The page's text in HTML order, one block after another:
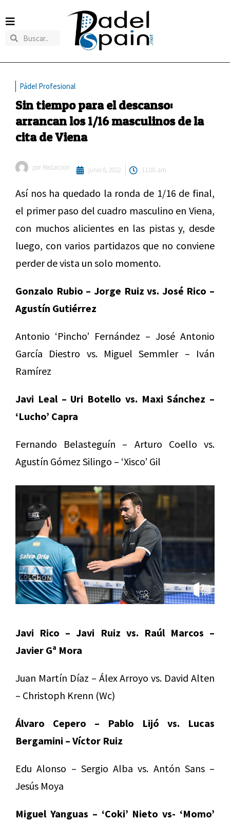
Pádel Profesional
Sin tiempo para el descanso:
arrancan los 1/16 masculinos de la
cita de Viena
por Redaccion junio 8, 2022 11:08 am
Así nos ha quedado la ronda de 1/16 de final,
el primer paso del cuadro masculino en Viena,
con muchos alicientes en las pistas y, desde
luego, con varios partidazos que no conviene
perder de vista un solo momento.
Gonzalo Rubio – Jorge Ruiz vs. José Rico –
Agustín Gutiérrez
Antonio ‘Pincho’ Fernández – José Antonio
García Diestro vs. Miguel Semmler – Iván
Ramírez
Javi Leal – Uri Botello vs. Maxi Sánchez –
‘Lucho’ Capra
Fernando Belasteguín – Arturo Coello vs.
Agustín Gómez Silingo – ‘Xisco’ Gil
Javi Rico – Javi Ruiz vs. Raúl Marcos –
Javier Gª Mora
Juan Martín Díaz – Álex Arroyo vs. David Alten
– Christoph Krenn (Wc)
Álvaro Cepero – Pablo Lijó vs. Lucas
Bergamini – Víctor Ruiz
Edu Alonso – Sergio Alba vs. Antón Sans –
Jesús Moya
Miguel Yanguas – ‘Coki’ Nieto vs- ‘Momo’